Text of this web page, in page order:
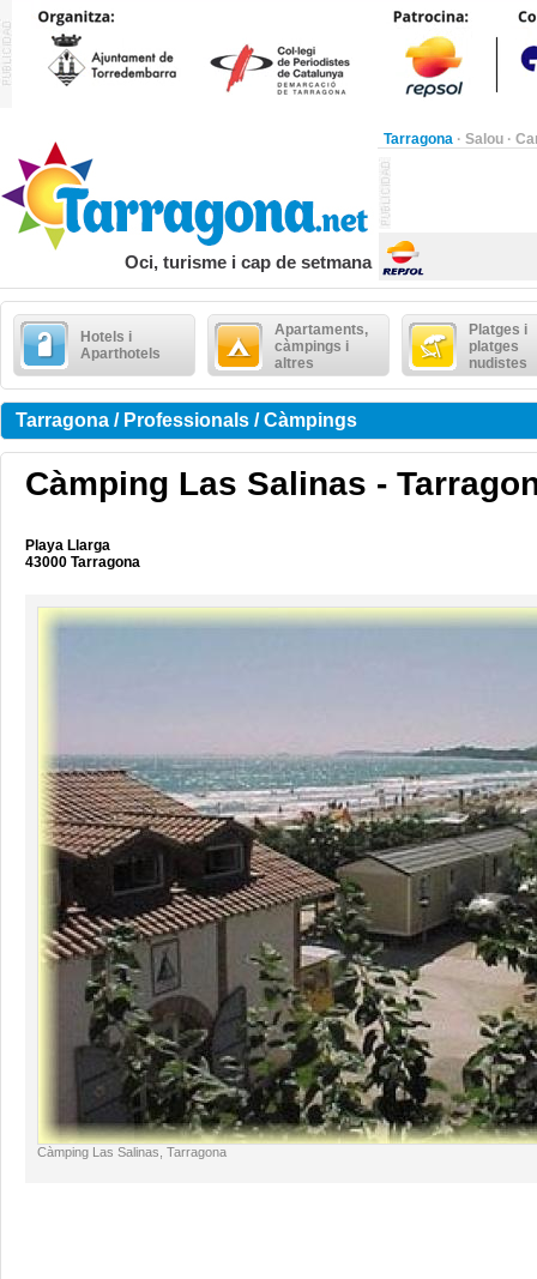
Tarragona · Salou ·
Oci, turisme i cap de setmana
Hotels i
Aparthotels
Apartaments,
càmpings i
altres
Platges i
platges
nudistes
Tarragona / Professionals / Càmpings
Càmping Las Salinas -
Playa Llarga
43000 Tarragona
Càmping Las Salinas, Tarragona